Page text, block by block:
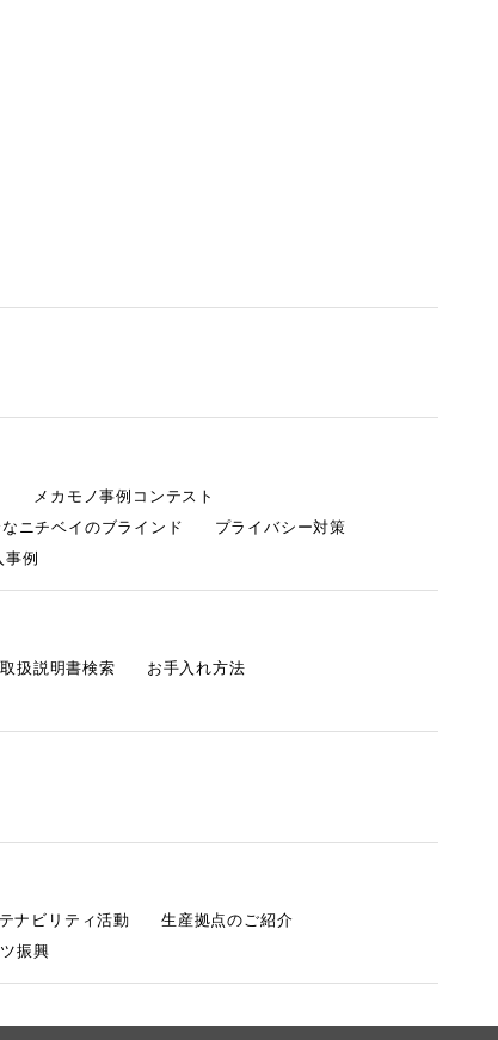
メカモノ事例コンテスト
ニチベイのブラインド
プライバシー対策
事例
取扱説明書検索
お手入れ方法
ナビリティ活動
生産拠点のご紹介
振興